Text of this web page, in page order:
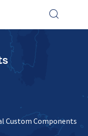
Custom Components